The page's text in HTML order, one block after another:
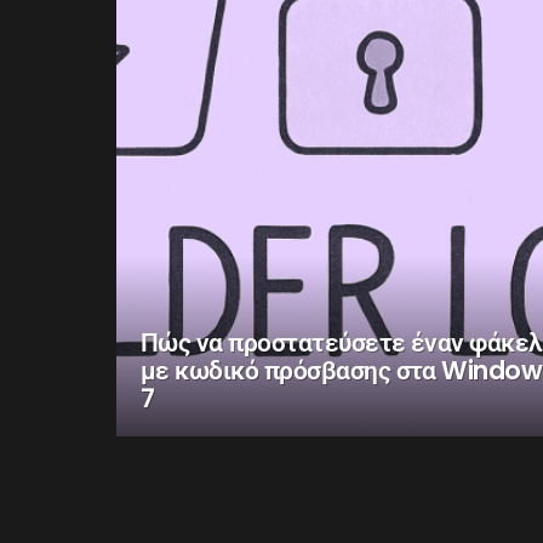
Πώς να προστατεύσετε έναν
με κωδικό πρόσβασης στα
7